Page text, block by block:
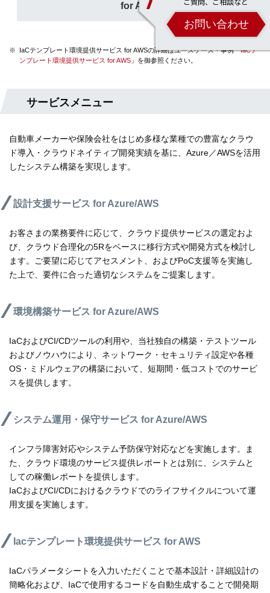
お問い合わせ
for AWS
※ IaCテンプレート環境提供サービス for AWSの詳細はユースケース・事例「IaCテ
ンプレート環境提供サービス for AWS 」を御参照ください。
サービスメニュー
自動車メーカーや保険会社をはじめ多様な業種での豊富なクラウ
ド導入・クラウドネイティブ開発実績を基に、Azure／AWSを活用
したシステム構築を実現します。
設計支援サービス for Azure/AWS
お客さまの業務要件に応じて、クラウド提供サービスの選定およ
び、クラウド合理化の5Rをベースに移行方式や開発方式を検討し
ます。ご要望に応じてアセスメント、およびPoC支援等を実施し
た上で、要件に合った適切なシステムをご提案します。
環境構築サービス for Azure/AWS
IaCおよびCI/CDツールの利用や、当社独自の構築・テストツール
およびノウハウにより、ネットワーク・セキュリティ設定や各種
OS・ミドルウェアの構築において、短期間・低コストでのサービ
スを提供します。
システム運用・保守サービス for Azure/AWS
インフラ障害対応やシステム予防保守対応などを実施します。ま
た、クラウド環境のサービス提供レポートとは別に、システムと
しての稼働レポートを提供します。
IaCおよびCI/CDにおけるクラウドでのライフサイクルについて運
用支援を実施します。
Iacテンプレート環境提供サービス for AWS
IaCパラメータシートを入力いただくことで基本設計・詳細設計の
簡略化および、IaCで使用するコードを自動生成することで開発期